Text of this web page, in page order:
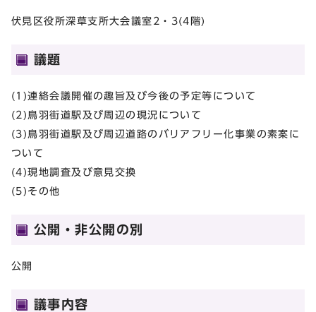
伏見区役所深草支所大会議室2・3(4階)
議題
(1)連絡会議開催の趣旨及び今後の予定等について
(2)鳥羽街道駅及び周辺の現況について
(3)鳥羽街道駅及び周辺道路のバリアフリー化事業の素案に
ついて
(4)現地調査及び意見交換
(5)その他
公開・非公開の別
公開
議事内容